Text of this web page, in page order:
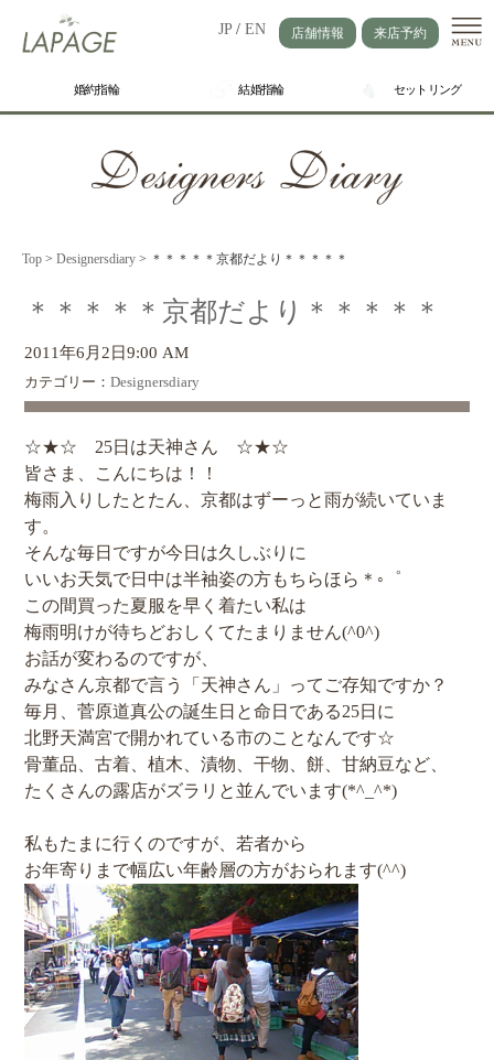
来店予約
店舗情報
JP / EN
婚約指輪 結婚指輪 セットリング
Top > Designersdiary > ＊＊＊＊＊京都だより＊＊＊＊＊
＊＊＊＊＊京都だより＊＊＊＊＊
2011年6月2日9:00 AM
カテゴリー：Designersdiary
☆★☆ 25日は天神さん ☆★☆
皆さま、こんにちは！！
梅雨入りしたとたん、京都はずーっと雨が続いていま
す。
そんな毎日ですが今日は久しぶりに
いいお天気で日中は半袖姿の方もちらほら＊◦゜
この間買った夏服を早く着たい私は
梅雨明けが待ちどおしくてたまりません(^0^)
お話が変わるのですが、
みなさん京都で言う「天神さん」ってご存知ですか？
毎月、菅原道真公の誕生日と命日である25日に
北野天満宮で開かれている市のことなんです☆
骨董品、古着、植木、漬物、干物、餅、甘納豆など、
たくさんの露店がズラリと並んでいます(*^_^*)
私もたまに行くのですが、若者から
お年寄りまで幅広い年齢層の方がおられます(^^)